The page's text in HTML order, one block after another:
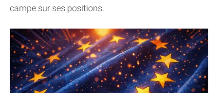
campe sur ses positions.